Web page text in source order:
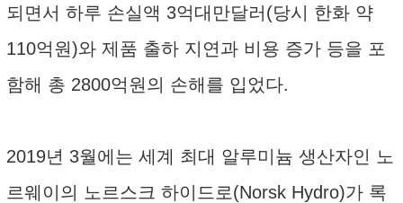
되면서 하루 손실액 3억대만달러(당시 한화 약
110억원)와 제품 출하 지연과 비용 증가 등을 포
함해 총 2800억원의 손해를 입었다.
2019년 3월에는 세계 최대 알루미늄 생산자인 노
르웨이의 노르스크 하이드로(Norsk Hydro)가 록